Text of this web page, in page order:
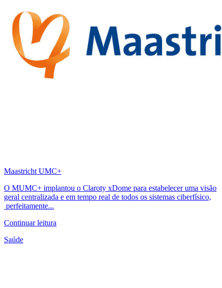
Maastricht UMC+
O MUMC+ implantou o Claroty xDome para estabelecer uma visão
geral centralizada e em tempo real de todos os sistemas ciberfísico,
perfeitamente...
Continuar leitura
Saúde